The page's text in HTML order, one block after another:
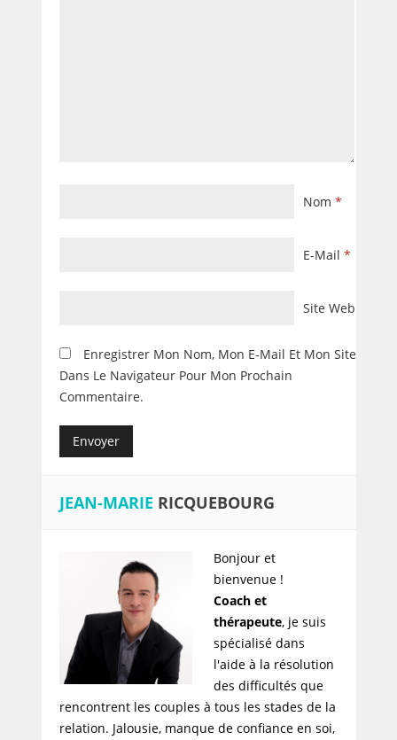
Nom *
E-Mail *
Site Web
Enregistrer Mon Nom, Mon E-Mail Et Mon Site
Dans Le Navigateur Pour Mon Prochain
Commentaire.
JEAN-MARIE RICQUEBOURG
Bonjour et
bienvenue !
Coach et
thérapeute, je suis
spécialisé dans
l'aide à la résolution
des difficultés que
rencontrent les couples à tous les stades de la
relation. Jalousie, manque de confiance en soi,